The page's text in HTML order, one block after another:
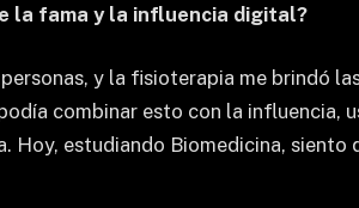
la fama y la influencia digital?
y la fisioterapia me brindó
combinar esto con la
Hoy, estudiando Biomedicina,